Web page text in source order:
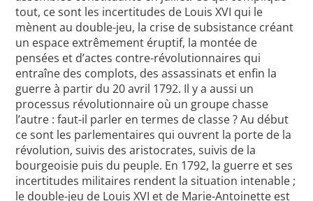
tout, ce sont les incertitudes de Louis XVI qui le
mènent au double-jeu, la crise de subsistance créant
un espace extrêmement éruptif, la montée de
pensées et d’actes contre-révolutionnaires qui
entraîne des complots, des assassinats et enfin la
guerre à partir du 20 avril 1792. Il y a aussi un
processus révolutionnaire où un groupe chasse
l’autre : faut-il parler en termes de classe ? Au début
ce sont les parlementaires qui ouvrent la porte de la
révolution, suivis des aristocrates, suivis de la
bourgeoisie puis du peuple. En 1792, la guerre et ses
incertitudes militaires rendent la situation intenable ;
le double-jeu de Louis XVI et de Marie-Antoinette est